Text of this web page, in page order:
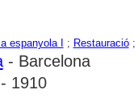
espanyola I ; Restauració;
- Barcelona
1910